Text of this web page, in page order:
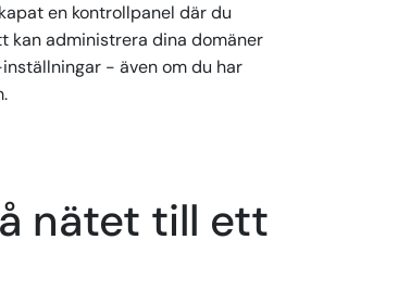
en kontrollpanel där du
kan administrera dina domäner
- även om du har
nätet till ett